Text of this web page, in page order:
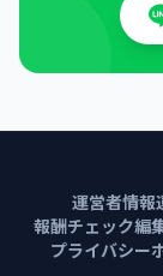
運営者情報
報酬チェック編
プライバシー